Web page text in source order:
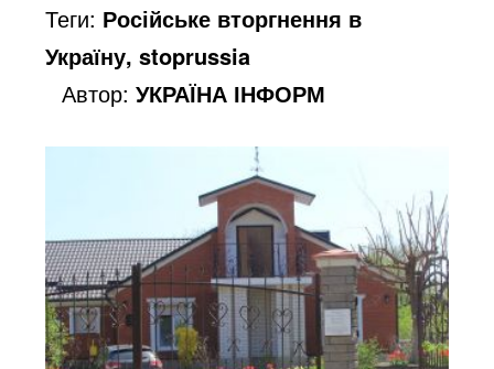
Теги: Російське вторгнення в
Україну, stoprussia
Автор:УКРАЇНА ІНФОРМ